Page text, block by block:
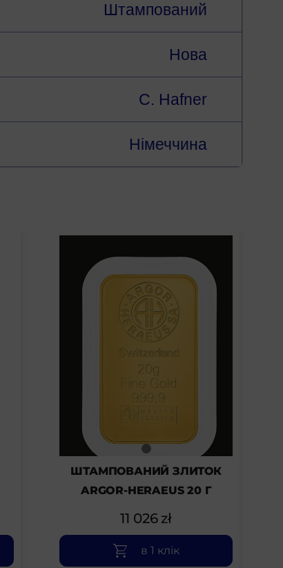
Штампований
Нова
C. Hafner
Німеччина
ШТАМПОВАНИЙ ЗЛИТОК
ARGOR-HERAEUS 20 Г
11 026 zł
в 1 клік